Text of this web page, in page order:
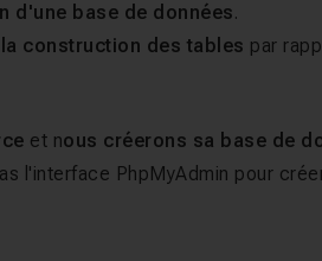
d'une base de données.
construction des tables par
et nous créerons sa base de
l'interface PhpMyAdmin pour